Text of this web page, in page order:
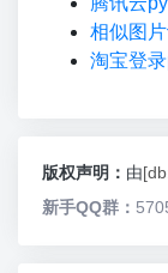
相似图
淘宝登
版权声明： 由
新手QQ群：